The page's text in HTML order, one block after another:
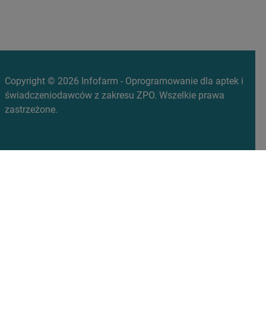
Copyright © 2026 Infofarm - Oprogramowanie dla aptek i
świadczeniodawców z zakresu ZPO. Wszelkie prawa
zastrzeżone.